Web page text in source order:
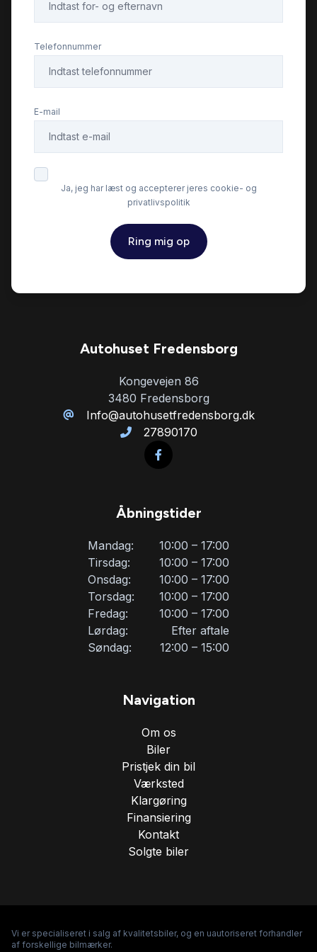
LED kørelys
Service OK
Sædevarme
Tågelygter
Telefonnummer
E-mail
Ja, jeg har læst og accepterer jeres cookie- og
privatlivspolitik
Ring mig op
Autohuset Fredensborg
Kongevejen 86
3480 Fredensborg
Info@autohusetfredensborg.dk
27890170
Åbningstider
Mandag:
10:00 – 17:00
Tirsdag:
10:00 – 17:00
Onsdag:
10:00 – 17:00
Torsdag:
10:00 – 17:00
Fredag:
10:00 – 17:00
Lørdag:
Efter aftale
Søndag:
12:00 – 15:00
Navigation
Om os
Biler
Pristjek din bil
Værksted
Klargøring
Finansiering
Kontakt
Solgte biler
Vi er specialiseret i salg af kvalitetsbiler, og en uautoriseret forhandler
af forskellige bilmærker.